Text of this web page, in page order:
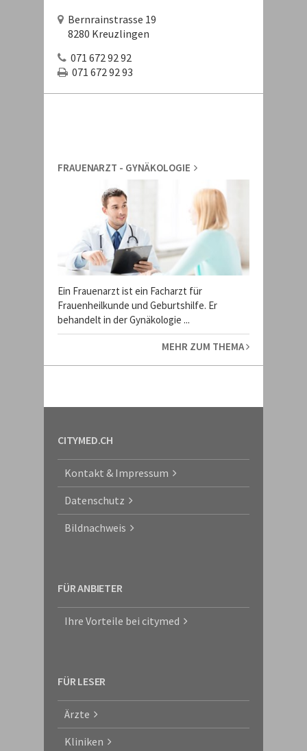
Bernrainstrasse 19
8280 Kreuzlingen
071 672 92 92
071 672 92 93
FRAUENARZT - GYNÄKOLOGIE
Ein Frauenarzt ist ein Facharzt für
Frauenheilkunde und Geburtshilfe. Er
behandelt in der Gynäkologie ...
MEHR ZUM THEMA
CITYMED.CH
Kontakt & Impressum
Datenschutz
Bildnachweis
FÜR ANBIETER
Ihre Vorteile bei citymed
FÜR LESER
Ärzte
Kliniken